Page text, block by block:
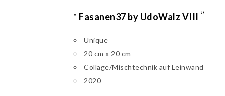
“ Fasanen37 by UdoWalz VIII ”
Unique
20 cm x 20 cm
Collage/Mischtechnik auf Leinwand
2020